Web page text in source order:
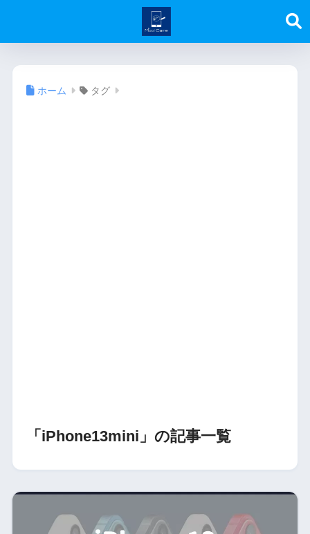
ホーム タグ
「iPhone13mini」の記事一覧